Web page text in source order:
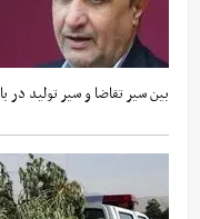
بین سیر تقاضا و سیر تولید